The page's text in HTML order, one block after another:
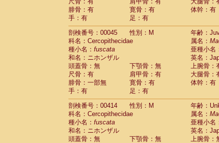
HylobatidaeHylobates pileatus(2)
Hylobatidae Hylobates
HylobatidaeHylobateshybrid(0)
HylobatidaeNomascus concolor(0)
HylobatidaeSymphalangus
Hominidae
(0)
Hominidae
Hominidae Gorilla gorilla beringei(0)
Hominidae Gorilla gorilla gorilla(0)
Primates misc.(0)
Scandentia Dendrogale melanura
Scandentia Ptilocercus lowii
ScandentiaTupaia glis
Scandentia
Scandentia
腓骨：有
寛骨：有
体幹：有
手：有
足：有
剖検番号：00045
性別：M
年齢：
科名：Cercopithecidae
属名：
種小名： fuscata
亜種小名
和名：ニホンザル
英名：
頭蓋骨：無
下顎骨：無
上腕骨：
尺骨：有
肩甲骨：有
大腿骨：
腓骨：一部無
寛骨：有
体幹：有
手：有
足：有
剖検番号：00414
性別：M
年齢：
科名：Cercopithecidae
属名：
種小名： fuscata
亜種小名
和名：ニホンザル
英名：
頭蓋骨：無
下顎骨：無
上腕骨：